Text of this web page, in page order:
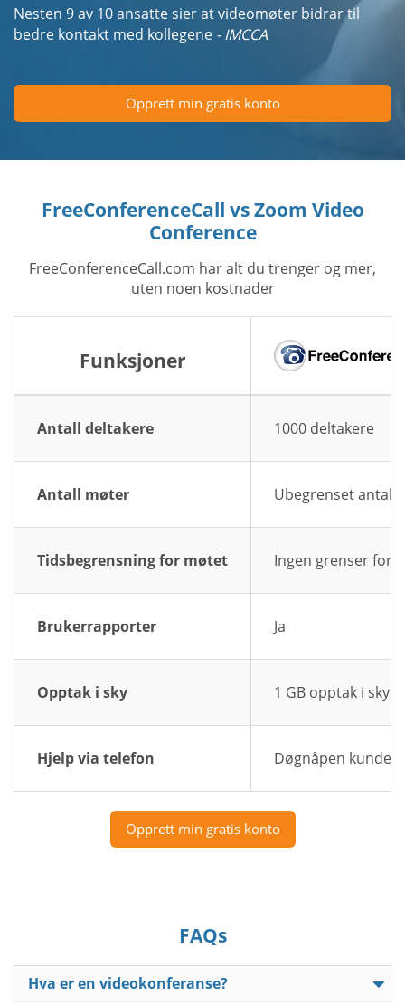
Nesten 9 av 10 ansatte sier at videomøter bidrar til
bedre kontakt med kollegene - IMCCA
Opprett min gratis konto
FreeConferenceCall vs Zoom Video
Conference
FreeConferenceCall.com har alt du trenger og mer,
uten noen kostnader
Funksjoner
Antall deltakere 1000 deltakere
Antall møter Ubegrenset antall
Tidsbegrensning for møtet Ingen grenser for
Brukerrapporter Ja
Opptak i sky 1 GB opptak i sky
Hjelp via telefon Døgnåpen
Opprett min gratis konto
FAQs
Hva er en videokonferanse?